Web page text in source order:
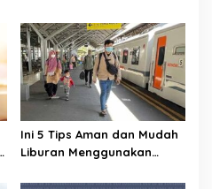
Ini 5 Tips Aman dan Mudah
Liburan Menggunakan